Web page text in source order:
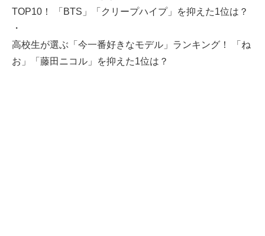
TOP10！ 「BTS」「クリープハイプ」を抑えた1位は？
・
高校生が選ぶ「今一番好きなモデル」ランキング！ 「ね
お」「藤田ニコル」を抑えた1位は？